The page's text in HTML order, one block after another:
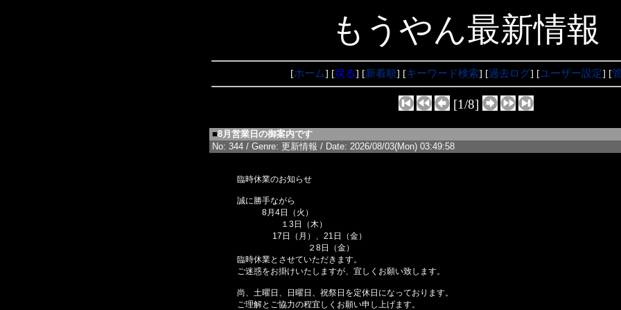
もうやん最新情報
[ホーム] [戻る] [新着順] [キーワード検索] [過去ログ] [ユーザー設定] [
[1/8]
■8月営業日の御案内です
No: 344 / Genre: 更新情報 / Date: 2026/08/03(Mon) 03:49:58
臨時休業のお知らせ
誠に勝手ながら
8月4日（火）
１3日（木）
17日（月）、21日（金）
２8日（金）
臨時休業とさせていただきます。
ご迷惑をお掛けいたしますが、宜しくお願い致します。
尚、土曜日、日曜日、祝祭日を定休日になっております。
ご理解とご協力の程宜しくお願い申し上げます。